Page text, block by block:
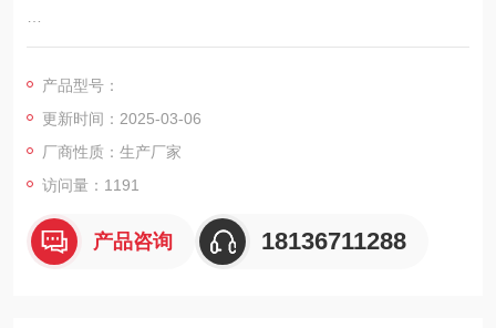
水份蒸发量：1870kg/h，进风温度230℃，出风温度120℃，湿
供料系统配置优质泵18.5kw，配缓压罐，超压自动回流装置。
进风采用初、中效空气过滤。加热采用蒸汽加热器+燃气热风炉两
产品型号：
更新时间：2025-03-06
厂商性质：生产厂家
访问量：1191
产品咨询 18136711288